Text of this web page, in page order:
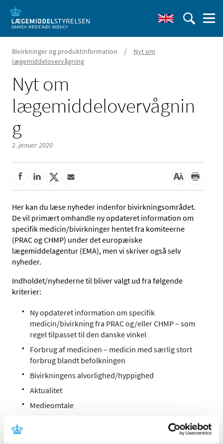
Bivirkninger og produktinformation /
Nyt om
lægemiddelovervågning
Nyt om
lægemiddelovervågnin
g
2. januar 2020
Her kan du læse nyheder indenfor bivirkningsområdet.
De vil primært omhandle ny opdateret information om
specifik medicin/bivirkninger hentet fra komiteerne
(PRAC og CHMP) under det europæiske
lægemiddelagentur (EMA), men vi skriver også selv
nyheder.
Indholdet/nyhederne til bliver valgt ud fra følgende
kriterier:
Ny opdateret information om specifik
medicin/bivirkning fra PRAC og/eller CHMP – som
regel tilpasset til den danske vinkel
Forbrug af medicinen – medicin med særlig stort
forbrug blandt befolkningen
Bivirkningens alvorlighed/hyppighed
Aktualitet
Medieomtale
Medicin, der af en eller anden årsag kræver særlig